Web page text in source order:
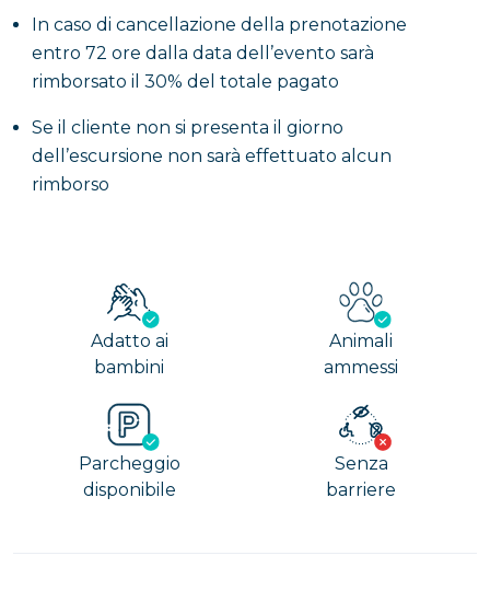
In caso di cancellazione della prenotazione
entro 72 ore dalla data dell’evento sarà
rimborsato il 30% del totale pagato
Se il cliente non si presenta il giorno
dell’escursione non sarà effettuato alcun
rimborso
Adatto ai
bambini
Animali
ammessi
Parcheggio
disponibile
Senza
barriere